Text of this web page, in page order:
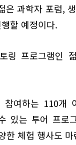
과학자 포럼,
할 예정이다.
링 프로그램인
참여하는 110개
있는 투어 프로
한 체험 행사도 마